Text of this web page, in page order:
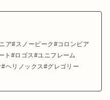
ア スノーピーク
コロンビア
ト ロゴス
ユニフレーム
ヘリノックス
グレゴリー